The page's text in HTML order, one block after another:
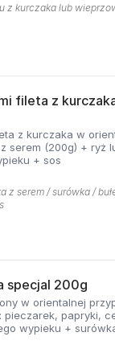
z kurczaka lub
fileta z
z kurczaka w
serem (200g) + ryż
+ sos
z serem / surówka /
specjal 200g
w orientalnej
pieczarek, papryki,